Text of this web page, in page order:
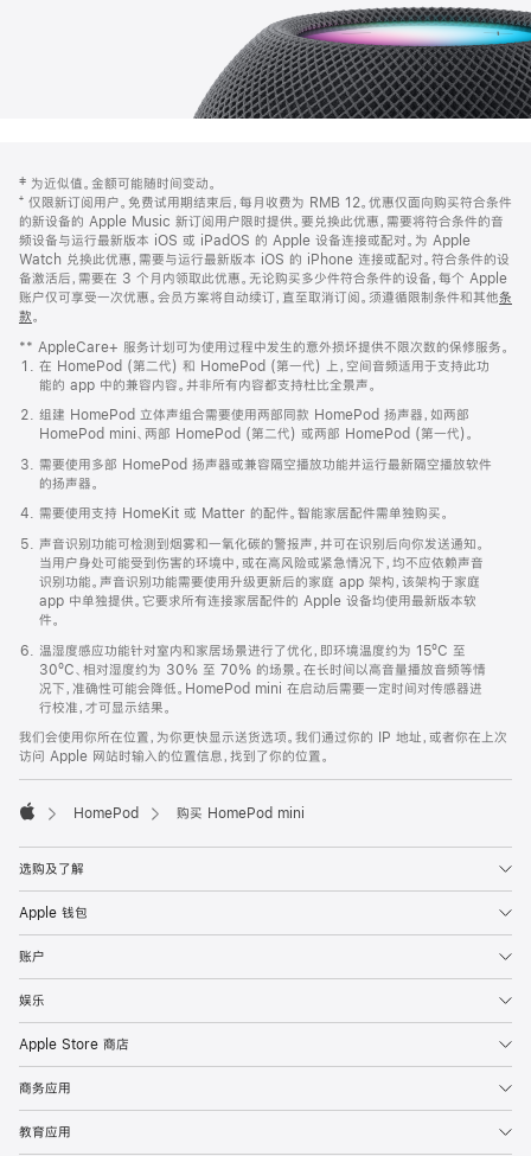
页
页
脚
注
‡ 为近似值。金额可能随时间变动。
⁺ 仅限新订阅用户。免费试用期结束后，每月收费为 RMB 12。优惠仅面向购买符合条件
的新设备的 Apple Music 新订阅用户限时提供。要兑换此优惠，需要将符合条件的音
频设备与运行最新版本 iOS 或 iPadOS 的 Apple 设备连接或配对。为 Apple
Watch 兑换此优惠，需要与运行最新版本 iOS 的 iPhone 连接或配对。符合条件的设
备激活后，需要在 3 个月内领取此优惠。无论购买多少件符合条件的设备，每个 Apple
账户仅可享受一次优惠。会员方案将自动续订，直至取消订阅。须遵循限制条件和其他条
款。
窗
口
中
打
开)
** AppleCare+ 服务计划可为使用过程中发生的意外损坏提供不限次数的保修服务。
在 HomePod (第二代) 和 HomePod (第一代) 上，空间音频适用于支持此功
能的 app 中的兼容内容。并非所有内容都支持杜比全景声。
组建 HomePod 立体声组合需要使用两部同款 HomePod 扬声器，如两部
HomePod mini、两部 HomePod (第二代) 或两部 HomePod (第一代)。
需要使用多部 HomePod 扬声器或兼容隔空播放功能并运行最新隔空播放软件
的扬声器。
需要使用支持 HomeKit 或 Matter 的配件。智能家居配件需单独购买。
声音识别功能可检测到烟雾和一氧化碳的警报声，并可在识别后向你发送通知。
当用户身处可能受到伤害的环境中，或在高风险或紧急情况下，均不应依赖声音
识别功能。声音识别功能需要使用升级更新后的家庭 app 架构，该架构于家庭
app 中单独提供。它要求所有连接家居配件的 Apple 设备均使用最新版本软
件。
温湿度感应功能针对室内和家居场景进行了优化，即环境温度约为 15ºC 至
30ºC、相对湿度约为 30% 至 70% 的场景。在长时间以高音量播放音频等情
况下，准确性可能会降低。HomePod mini 在启动后需要一定时间对传感器进
行校准，才可显示结果。
我们会使用你所在位置，为你更快显示送货选项。我们通过你的 IP 地址，或者你在上次
访问 Apple 网站时输入的位置信息，找到了你的位置。
HomePod 购买 HomePod mini
选购及了解
Apple 钱包
账户
娱乐
Apple Store 商店
商务应用
教育应用